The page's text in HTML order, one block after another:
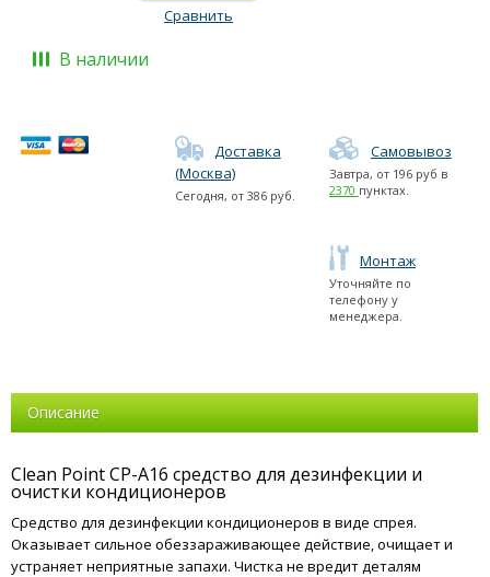
Сравнить
В наличии
Доставка
(Москва)
Сегодня, от 386руб.
Самовывоз
Завтра, от 196руб в
2370 пунктах.
Монтаж
Уточняйте по
телефону у
менеджера.
Описание
Clean Point CP-A16 средство для дезинфекции и
очистки кондиционеров
Средство для дезинфекции кондиционеров в виде спрея.
Оказывает сильное обеззараживающее действие, очищает и
устраняет неприятные запахи. Чистка не вредит деталям